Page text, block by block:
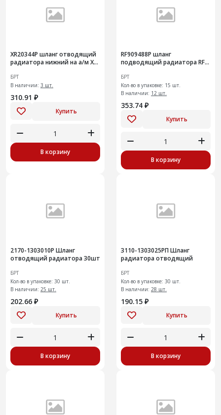
ХR20344Р шланг отводящий
радиатора нижний на а/м X-
БРТ
В наличии: 3 шт.
310.91 ₽
Купить
В корзину
RF909488Р шланг
подводящий радиатора RF-
БРТ
Кол-во в упаковке: 15 шт.
В наличии: 12 шт.
353.74 ₽
Купить
В корзину
2170-1303010Р Шланг
отводящий радиатора 30шт
БРТ
Кол-во в упаковке: 30 шт.
В наличии: 25 шт.
202.66 ₽
Купить
В корзину
3110-1303025РП Шланг
радиатора отводящий
БРТ
Кол-во в упаковке: 30 шт.
В наличии: 28 шт.
190.15 ₽
Купить
В корзину